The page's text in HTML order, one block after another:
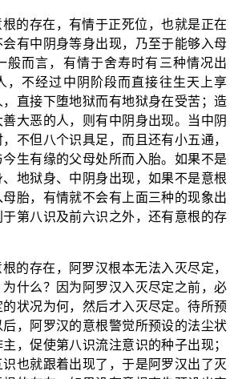
的存在，有情于正死位，也就是正在
有中阴身等身出现，乃至于能够入母
般而言，有情于舍寿时有三种情况出
，不经过中阴阶段而直接往生天上享
直接下堕地狱而有地狱身在受苦；造
大恶的人，则有中阴身出现。当中阴
不但八个识具足，而且还有小五通，
生有缘的父母处所而入胎。如果不是
地狱身、中阴身出现，如果不是意根
胎，有情就不会有上面三种的现象出
第八识及前六识之外，还有意根的存
的存在，阿罗汉根本无法入灭尽定，
什么？因为阿罗汉入灭尽定之前，必
状况为何，然后才入灭尽定。待所预
，阿罗汉的意根警觉所预设的法尘状
，促使第八识流注意识的种子出现；
也就跟着出现了，于是阿罗汉出了灭